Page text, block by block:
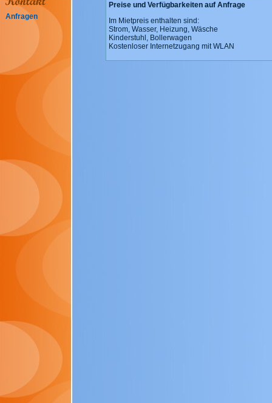
Anfragen
Preise und Verfügbarkeiten auf Anfrage
Im Mietpreis enthalten sind:
Strom, Wasser, Heizung, Wäsche
Kinderstuhl, Bollerwagen
Kostenloser Internetzugang mit WLAN